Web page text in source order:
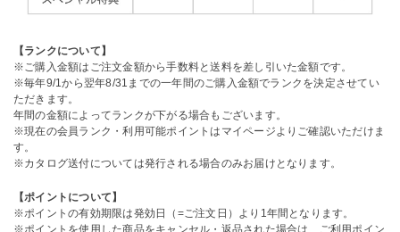
【ランクについて】
※ご購入金額はご注文金額から手数料と送料を差し引いた金額です。
※毎年9/1から翌年8/31までの一年間のご購入金額でランクを決定させてい
ただきます。
年間の金額によってランクが下がる場合もございます。
※現在の会員ランク・利用可能ポイントはマイページよりご確認いただけま
す。
※カタログ送付については発行される場合のみお届けとなります。
【ポイントについて】
※ポイントの有効期限は発効日（=ご注文日）より1年間となります。
※ポイントを使用した商品をキャンセル・返品された場合は、ご利用ポイン